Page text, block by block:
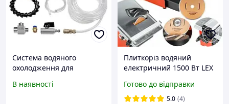
Система водяного
охолодження для
(LFEC5-CP)
В наявності
Плиткоріз водяний
електричний 1500 Вт LEX
різання плитки
Електроплиткоріз
Готово до відправки
5.0 (4)